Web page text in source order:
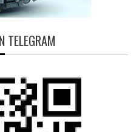
TELEGRAM